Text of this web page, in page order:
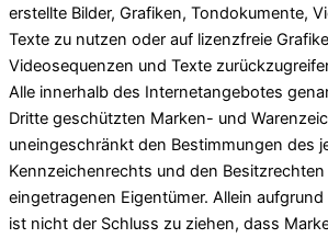
erstellte Bilder, Grafiken, Tondokumente,
Texte zu nutzen oder auf lizenzfreie
Videosequenzen und Texte
Alle innerhalb des Internetangebotes
Dritte geschützten Marken- und
uneingeschränkt den Bestimmungen des
Kennzeichenrechts und den Besitzrechten
eingetragenen Eigentümer. Allein
ist nicht der Schluss zu ziehen, dass